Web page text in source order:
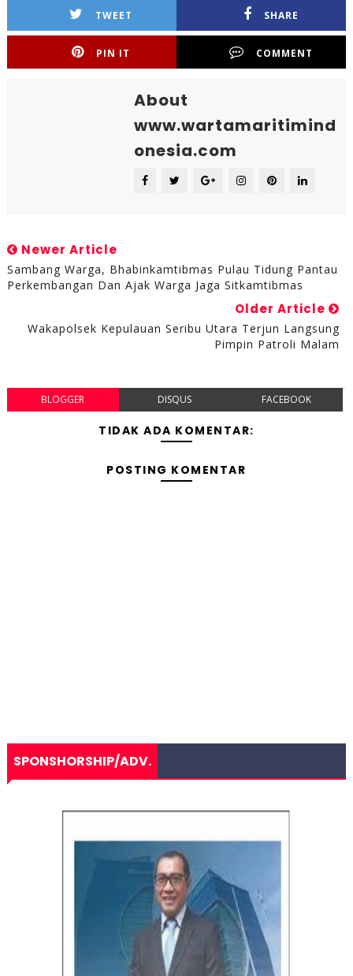
TWEET SHARE
PIN IT COMMENT
About
www.wartamaritimind
onesia.com
Newer Article
Sambang Warga, Bhabinkamtibmas Pulau Tidung Pantau
Perkembangan Dan Ajak Warga Jaga Sitkamtibmas
Older Article
Wakapolsek Kepulauan Seribu Utara Terjun Langsung
Pimpin Patroli Malam
BLOGGER DISQUS FACEBOOK
TIDAK ADA KOMENTAR:
POSTING KOMENTAR
SPONSHORSHIP/ADV.